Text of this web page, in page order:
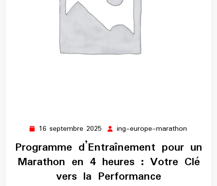
16 septembre 2025 16
septembre
2025
ing-europe-marathon
Programme d’Entraînement pour un
Marathon en 4 heures : Votre Clé
vers la Performance